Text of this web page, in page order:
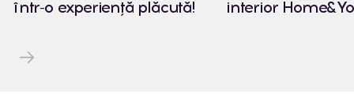
într-o experiență plăcută!
interior